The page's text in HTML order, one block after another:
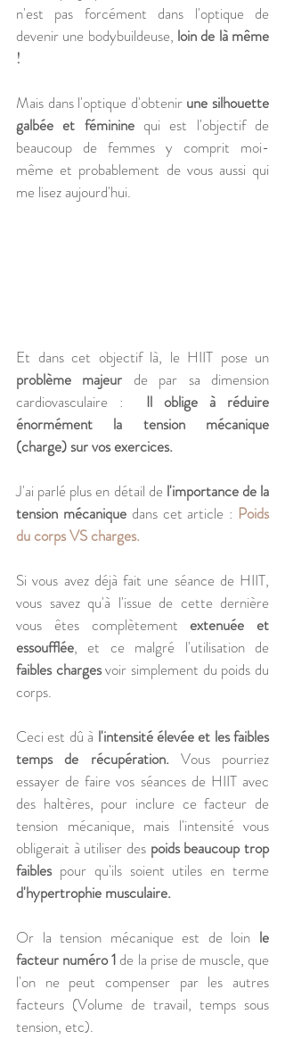
n'est pas forcément dans l'optique de
devenir une bodybuildeuse, loin de là même
!
Mais dans l'optique d'obtenir une silhouette
galbée et féminine qui est l'objectif de
beaucoup de femmes y comprit moi-
même et probablement de vous aussi qui
me lisez aujourd'hui.
problème majeur de par sa dimension
cardiovasculaire :
Il oblige à réduire
énormément la tension mécanique
(charge) sur vos exercices.
J'ai parlé plus en détail de l'importance de la
tension mécanique dans cet article : Poids
du corps VS charges.
Si vous avez déjà fait une séance de HIIT,
vous savez qu'à l'issue de cette dernière
vous êtes complètement extenuée et
essoufflée
faibles charges voir simplement du poids du
corps.
Ceci est dû à l'intensité élevée et les faibles
temps de récupération. Vous pourriez
essayer de faire vos séances de HIIT avec
des haltères, pour inclure ce facteur de
tension mécanique, mais l'intensité vous
obligerait à utiliser des poids beaucoup trop
faibles
d'hypertrophie musculaire.
Or la tension mécanique est de loin le
facteur numéro 1 de la prise de muscle, que
l'on ne peut compenser par les autres
facteurs (Volume de travail, temps sous
tension, etc).